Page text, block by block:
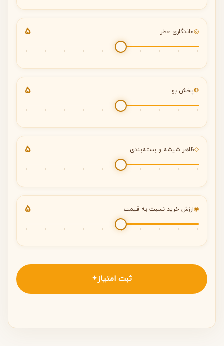
◎ماندگاری عطر 5
❂پخش بو 5
◇ظاهر شیشه و بسته‌بندی 5
◉ارزش خرید نسبت به قیمت 5
ثبت امتیاز ✦